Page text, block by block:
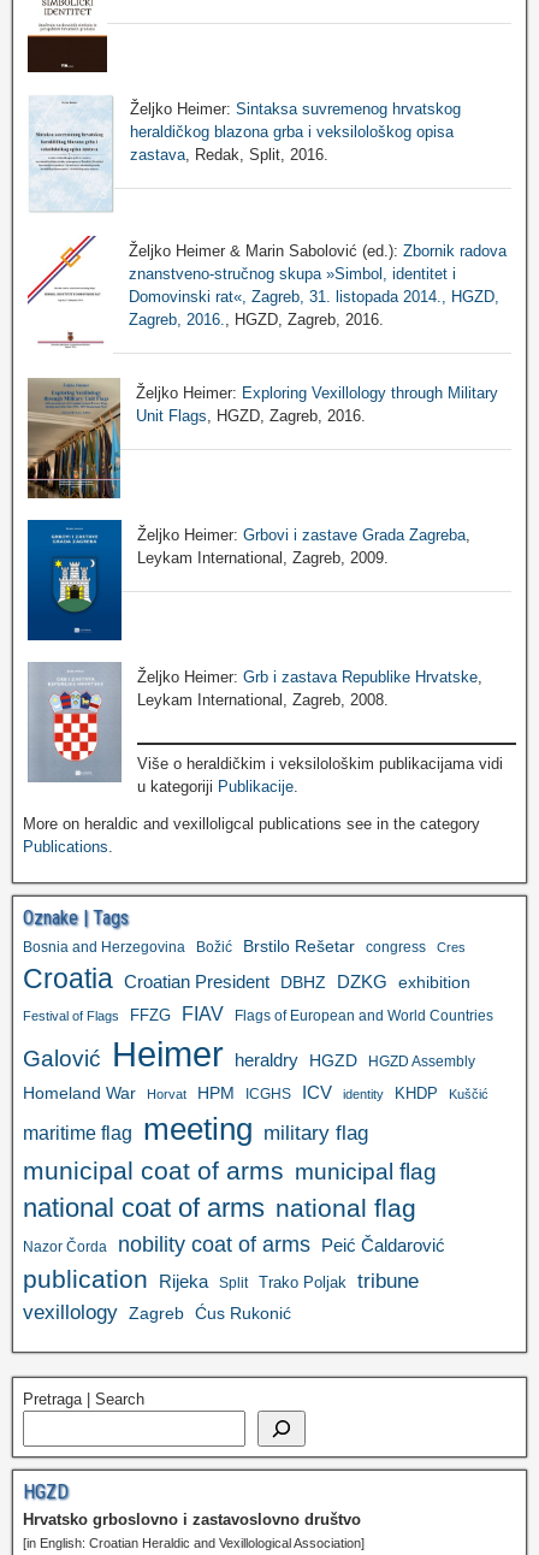
Željko Heimer: Sintaksa suvremenog hrvatskog
heraldičkog blazona grba i veksilološkog opisa
zastava, Redak, Split, 2016.
Željko Heimer & Marin Sabolović (ed.): Zbornik radova
znanstveno-stručnog skupa »Simbol, identitet i
Domovinski rat«, Zagreb, 31. listopada 2014., HGZD,
Zagreb, 2016.
, HGZD, Zagreb, 2016.
Željko Heimer: Exploring Vexillology through Military
Unit Flags , HGZD, Zagreb, 2016.
Željko Heimer: Grbovi i zastave Grada Zagreba
Leykam International, Zagreb, 2009.
Željko Heimer:Grb i zastava Republike Hrvatske
Leykam International, Zagreb, 2008.
Više o heraldičkim i veksilološkim publikacijama vidi
u kategoriji Publikacije.
More on heraldic and vexilloligcal publications see in the category
Publications.
Oznake | Tags
Bosnia and Herzegovina Božić Brstilo Rešetar congress Cres
Croatia Croatian President DBHZ DZKG exhibition
Festival of Flags FFZG FIAV Flags of European and World Countries
Galović Heimer heraldry HGZD HGZD Assembly
Homeland War Horvat HPM ICGHS ICV identity KHDP Kuščić
maritime flag meeting military flag
municipal coat of arms municipal flag
national coat of arms national flag
Nazor Čorda nobility coat of arms Peić Čaldarović
publication Rijeka Split Trako Poljak tribune
vexillology Zagreb Ćus Rukonić
Pretraga | Search
HGZD
Hrvatsko grboslovno i zastavoslovno društvo
[in English: Croatian Heraldic and Vexillological Association]